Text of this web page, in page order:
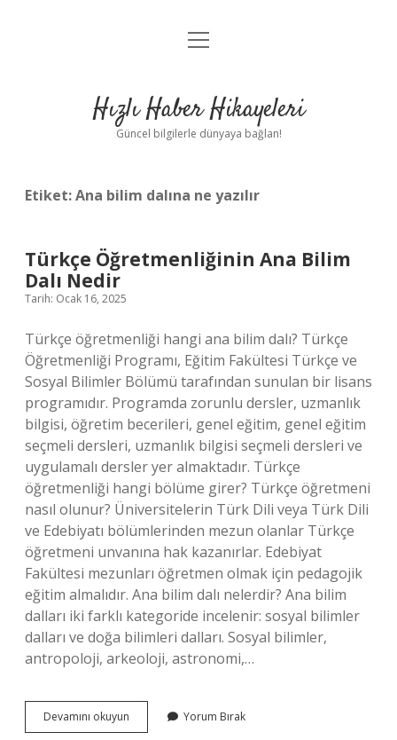
Anasayfa
Yasal Uyarı
menüyü
Hızlı Haber Hikayeleri
Güncel bilgilerle dünyaya bağlan!
Etiket:Ana bilim dalına ne yazılır
Türkçe Öğretmenliğinin Ana Bilim
Dalı Nedir
Tarih: Ocak 16, 2025
Türkçe öğretmenliği hangi ana bilim dalı? Türkçe
Öğretmenliği Programı, Eğitim Fakültesi Türkçe ve
Sosyal Bilimler Bölümü tarafından sunulan bir lisans
programıdır. Programda zorunlu dersler, uzmanlık
bilgisi, öğretim becerileri, genel eğitim, genel eğitim
seçmeli dersleri, uzmanlık bilgisi seçmeli dersleri ve
uygulamalı dersler yer almaktadır. Türkçe
öğretmenliği hangi bölüme girer? Türkçe öğretmeni
nasıl olunur? Üniversitelerin Türk Dili veya Türk Dili
ve Edebiyatı bölümlerinden mezun olanlar Türkçe
öğretmeni unvanına hak kazanırlar. Edebiyat
Fakültesi mezunları öğretmen olmak için pedagojik
eğitim almalıdır. Ana bilim dalı nelerdir? Ana bilim
dalları iki farklı kategoride incelenir: sosyal bilimler
dalları ve doğa bilimleri dalları. Sosyal bilimler,
antropoloji, arkeoloji, astronomi,…
Devamını okuyun
Öğretmenliğinin
Yorum Bırak